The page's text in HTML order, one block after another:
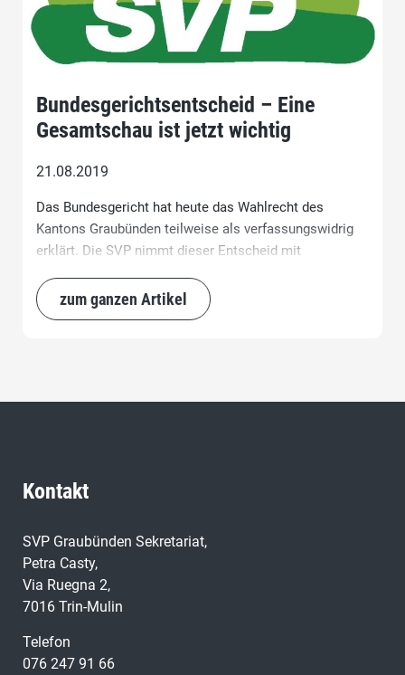
Bundesgerichtsentscheid – Eine
Gesamtschau ist jetzt wichtig
21.08.2019
Das Bundesgericht hat heute das Wahlrecht des
Kantons Graubünden teilweise als verfassungswidrig
erklärt. Die SVP nimmt dieser Entscheid mit
Graubünden für ein faires, gerechtes Wahlsystem auch
in Graubünden.
zum ganzen Artikel
Kontakt
SVP Graubünden Sekretariat,
Petra Casty,
Via Ruegna 2,
7016 Trin-Mulin
Telefon
076 247 91 66